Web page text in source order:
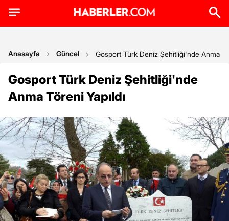
Anasayfa Güncel Gosport Türk Deniz Şehitliği'nde Anma
Gosport Türk Deniz Şehitliği'nde
Anma Töreni Yapıldı